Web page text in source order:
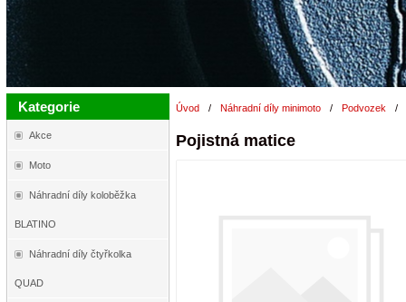
Kategorie
Akce
Moto
Náhradní díly koloběžka
BLATINO
Náhradní díly čtyřkolka
QUAD
Úvod / Náhradní díly minimoto / Podvozek /
Pojistná matice